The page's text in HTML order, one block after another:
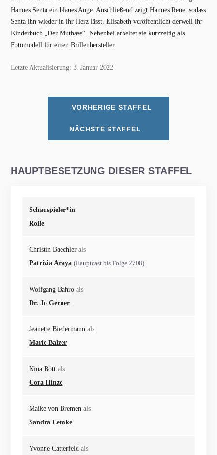
Hannes Senta ein blaues Auge. Anschließend zeigt Hannes Reue, sodass
Senta ihn wieder in ihr Herz lässt. Elisabeth veröffentlicht derweil ihr
Kinderbuch „Der Muthase“. Nebenbei arbeitet sie kurzzeitig als
Fotomodell für einen Brillenhersteller.
Letzte Aktualisierung: 3. Januar 2022
VORHERIGE STAFFEL
NÄCHSTE STAFFEL
HAUPTBESETZUNG DIESER STAFFEL
Schauspieler*in
Rolle
Christin Baechler als
Patrizia Araya (Hauptcast bis Folge 2708)
Wolfgang Bahro als
Dr. Jo Gerner
Jeanette Biedermann als
Marie Balzer
Nina Bott als
Cora Hinze
Maike von Bremen als
Sandra Lemke
Yvonne Catterfeld als